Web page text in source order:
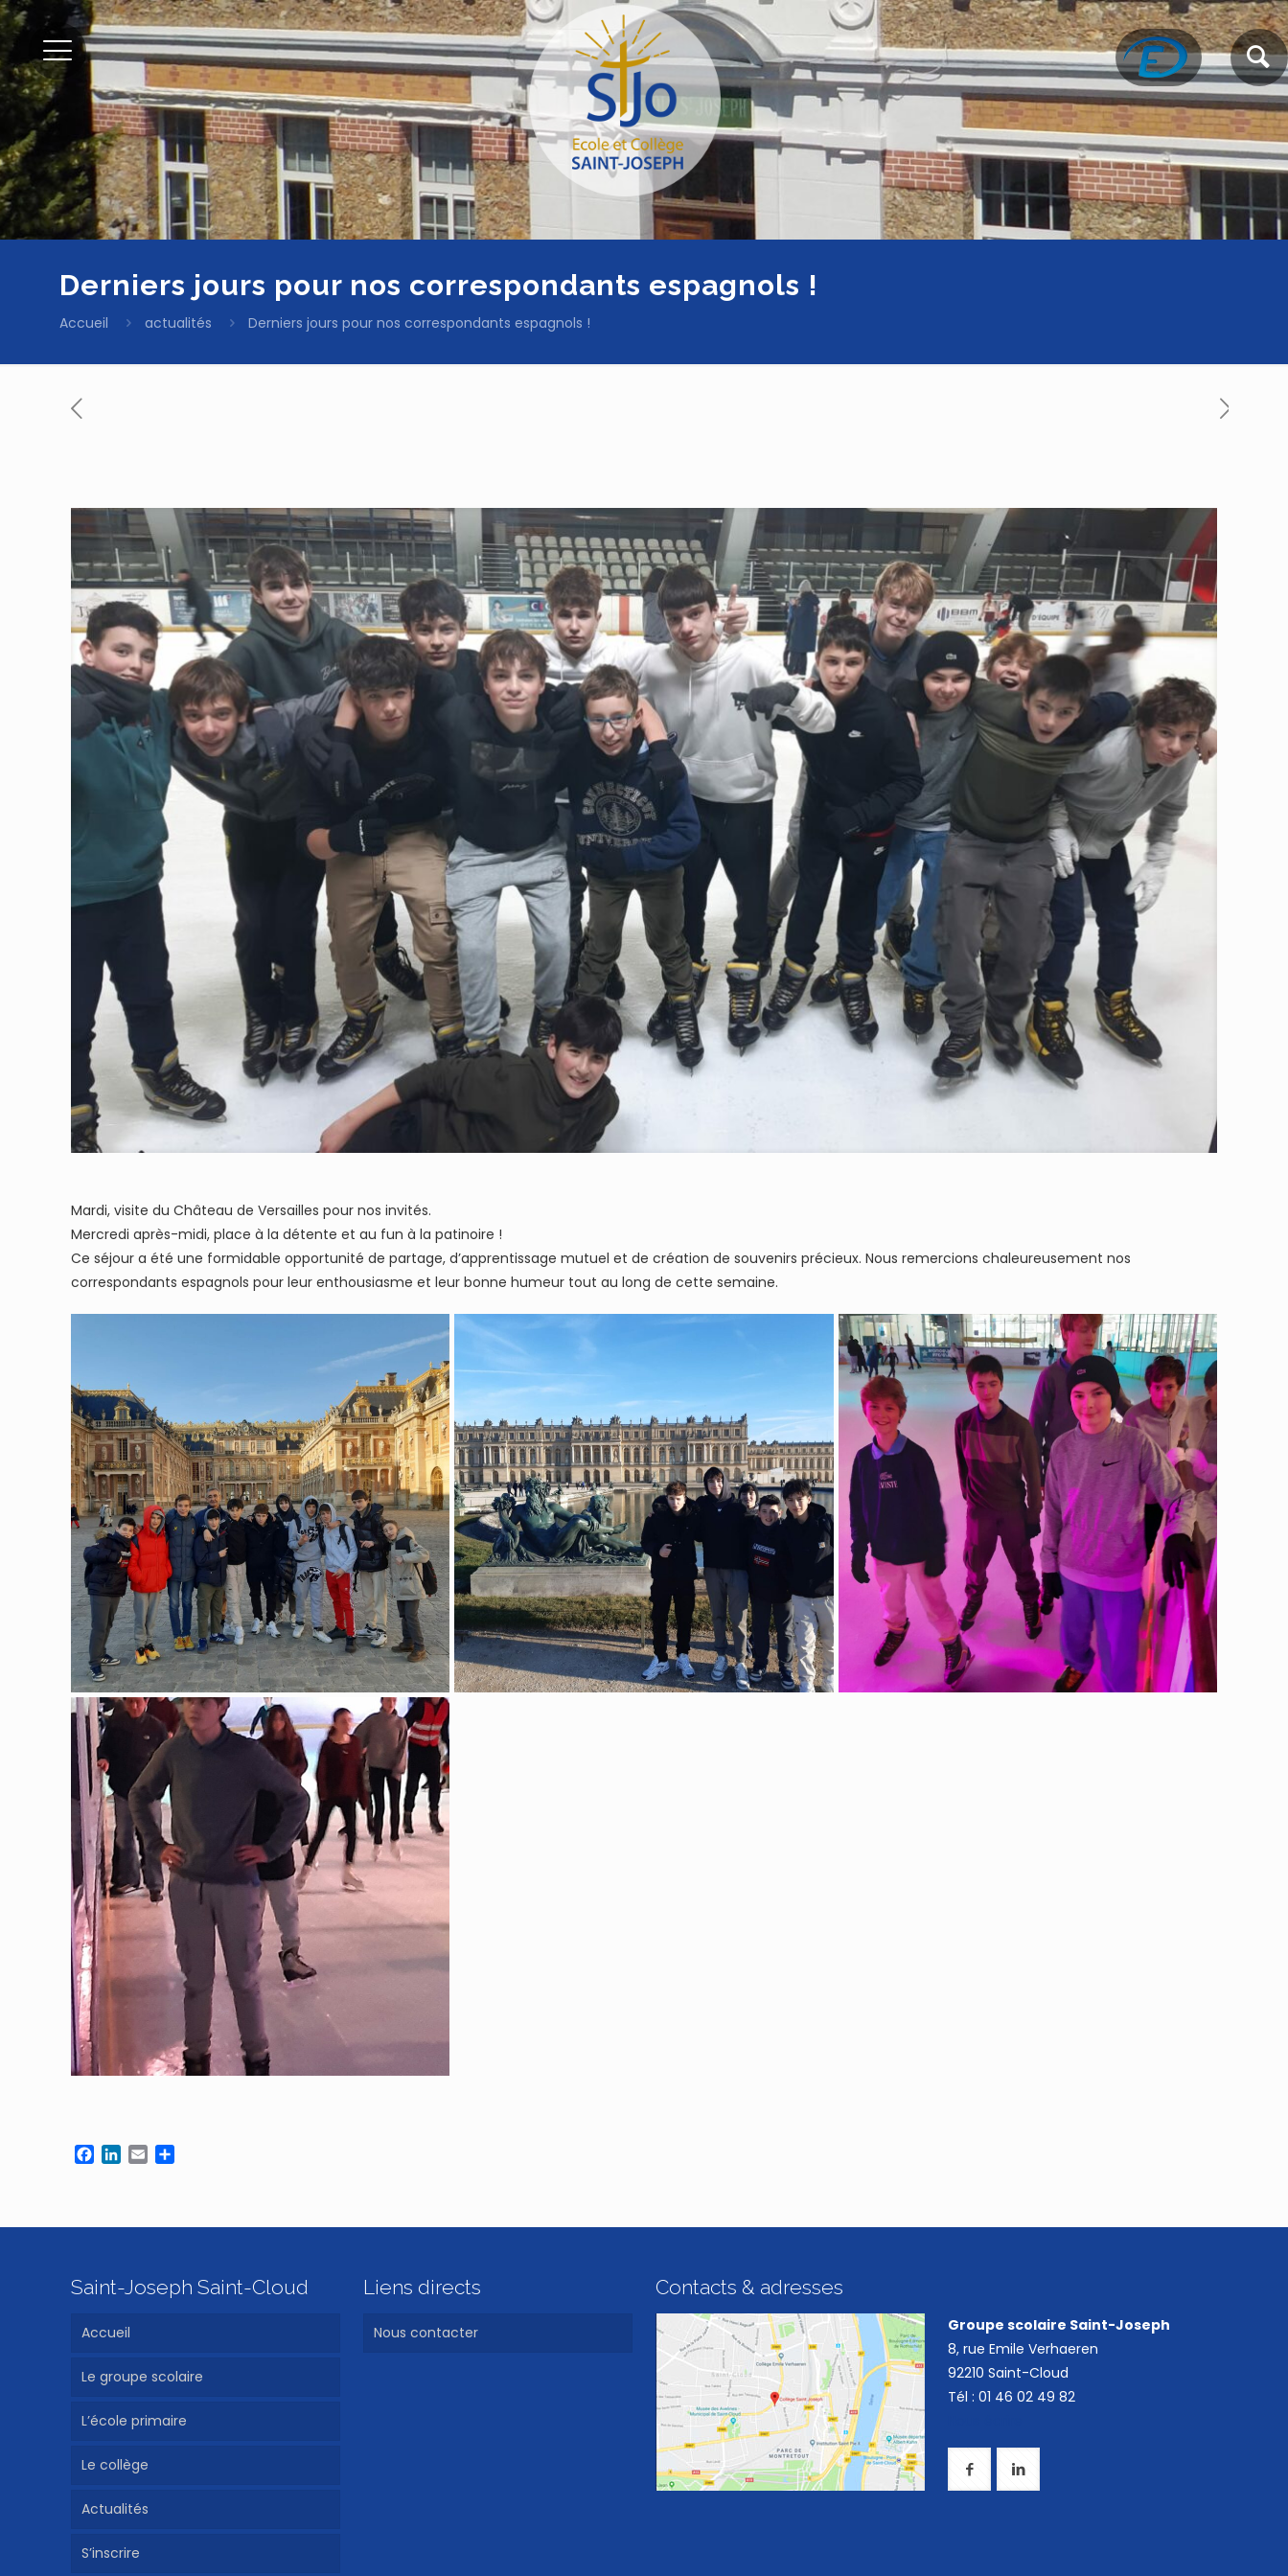
Derniers jours pour nos correspondants espagnols !
Accueil actualités Derniers jours pour nos correspondants espagnols !
Mardi, visite du Château de Versailles pour nos invités.
Mercredi après-midi, place à la détente et au fun à la patinoire !
Ce séjour a été une formidable opportunité de partage, d’apprentissage mutuel et de création de souvenirs précieux. Nous remercions chaleureusement nos
correspondants espagnols pour leur enthousiasme et leur bonne humeur tout au long de cette semaine.
Facebook
LinkedIn
Email
Saint-Joseph Saint-Cloud
Accueil
Le groupe scolaire
L’école primaire
Le collège
Actualités
S’inscrire
Liens directs
Nous contacter
Contacts & adresses
Groupe scolaire Saint-Joseph
8, rue Emile Verhaeren
92210 Saint-Cloud
Tél : 01 46 02 49 82